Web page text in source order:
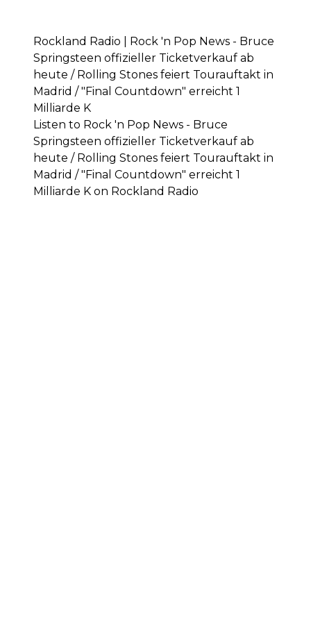
Rockland Radio | Rock 'n Pop News - Bruce
Springsteen offizieller Ticketverkauf ab
heute / Rolling Stones feiert Tourauftakt in
Madrid / "Final Countdown" erreicht 1
Milliarde K
Listen to Rock 'n Pop News - Bruce
Springsteen offizieller Ticketverkauf ab
heute / Rolling Stones feiert Tourauftakt in
Madrid / "Final Countdown" erreicht 1
Milliarde K on Rockland Radio